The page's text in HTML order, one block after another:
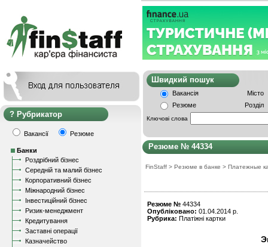
Рубрикатор
Вакансії Резюме
Банки
Роздрібний бізнес
Середній та малий бізнес
Корпоративний бізнес
Міжнародний бізнес
Інвестиційний бізнес
Ризик-менеджмент
Кредитування
Заставні операції
Казначейство
Швидкий
Вакансія
Місто
Резюме
Розділ
Ключові слова
Резюме № 44334
FinStaff > Резюме в банке > Платежные
Резюме № 44334
Опубліковано: 01.04.2014 р.
Рубрика: Платіжні картки